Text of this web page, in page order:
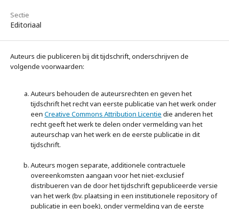
Sectie
Editoriaal
Auteurs die publiceren bij dit tijdschrift, onderschrijven de
volgende voorwaarden:
Auteurs behouden de auteursrechten en geven het
tijdschrift het recht van eerste publicatie van het werk onder
een Creative Commons Attribution Licentie die anderen het
recht geeft het werk te delen onder vermelding van het
auteurschap van het werk en de eerste publicatie in dit
tijdschrift.
Auteurs mogen separate, additionele contractuele
overeenkomsten aangaan voor het niet-exclusief
distribueren van de door het tijdschrift gepubliceerde versie
van het werk (bv. plaatsing in een institutionele repository of
publicatie in een boek), onder vermelding van de eerste